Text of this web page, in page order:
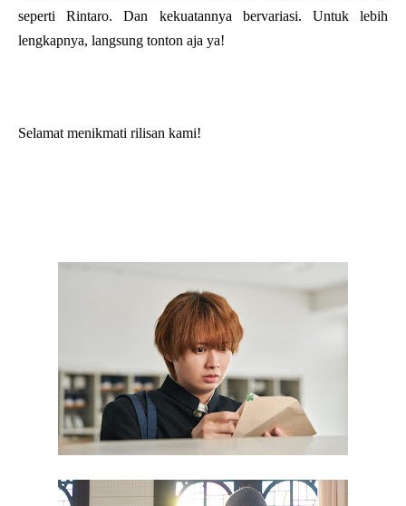
seperti Rintaro. Dan kekuatannya bervariasi. Untuk lebih
lengkapnya, langsung tonton aja ya!
Selamat menikmati rilisan kami!